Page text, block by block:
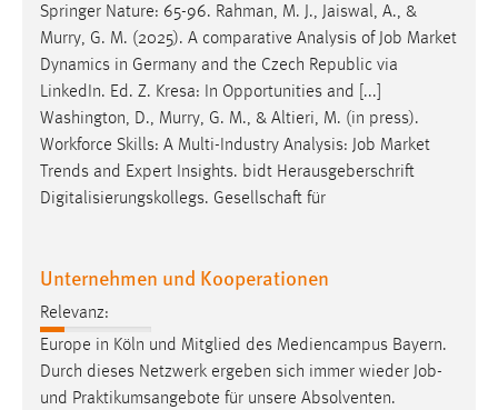
Springer Nature: 65-96. Rahman, M. J., Jaiswal, A., &
Murry, G. M. (2025). A comparative Analysis of Job Market
Dynamics in Germany and the Czech Republic via
LinkedIn. Ed. Z. Kresa: In Opportunities and [...]
Washington, D., Murry, G. M., & Altieri, M. (in press).
Workforce Skills: A Multi-Industry Analysis: Job Market
Trends and Expert Insights. bidt Herausgeberschrift
Digitalisierungskollegs. Gesellschaft für
Unternehmen und Kooperationen
Relevanz:
Europe in Köln und Mitglied des Mediencampus Bayern.
Durch dieses Netzwerk ergeben sich immer wieder Job-
und Praktikumsangebote für unsere Absolventen.
Cookie Laufzeit:
5e9dbeb1811c0446 = Sitzungslaufzeit, mibew_locale = 3
Jahre, MIBEW_UserID = 1 Jahr
Login
Name:
Zweck:
einloggen zu können.
Cookie Laufzeit:
24 Stunden